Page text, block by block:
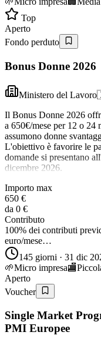
Top
Aperto
Fondo perduto
Bonus Donne 2026
Ministero del Lavoro
Il Bonus Donne 2026
a 650€/mese per 12 o
assumono donne
L'obiettivo è favorire le
domande si presentano
dicembre 2026.
Importo max
650 €
da 0 €
Contributo
100% dei contributi
euro/mese…
145 giorni · 31 dic
🌱Micro impresa🏬
Aperto
Voucher
Single Market
PMI Europee